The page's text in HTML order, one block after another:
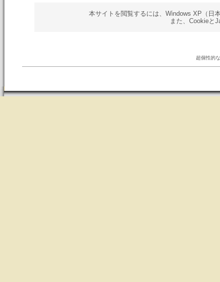
本サイトを閲覧するには、Windows XP（日
また、Cookieと
超個性的